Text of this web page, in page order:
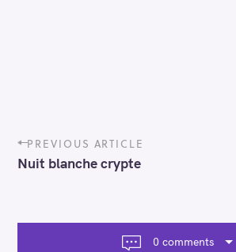
P
o
s
a
PREVIOUS ARTICLE
Nuit blanche crypte
0 comments